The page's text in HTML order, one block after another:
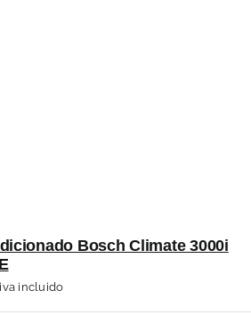
Bosch Climate 3000i
iva incluido